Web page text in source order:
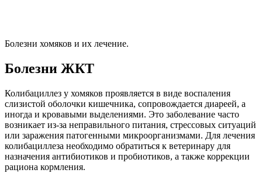
Болезни хомяков и их лечение.
Болезни ЖКТ
Колибациллез у хомяков проявляется в виде воспаления
слизистой оболочки кишечника, сопровождается диареей, а
иногда и кровавыми выделениями. Это заболевание часто
возникает из-за неправильного питания, стрессовых ситуаций
или заражения патогенными микроорганизмами. Для лечения
колибациллеза необходимо обратиться к ветеринару для
назначения антибиотиков и пробиотиков, а также коррекции
рациона кормления.